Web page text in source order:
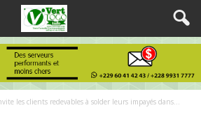
les clients redevables à solder leurs impayés dans...